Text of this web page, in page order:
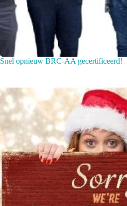
Snel opnieuw BRC-AA gecertificeerd!